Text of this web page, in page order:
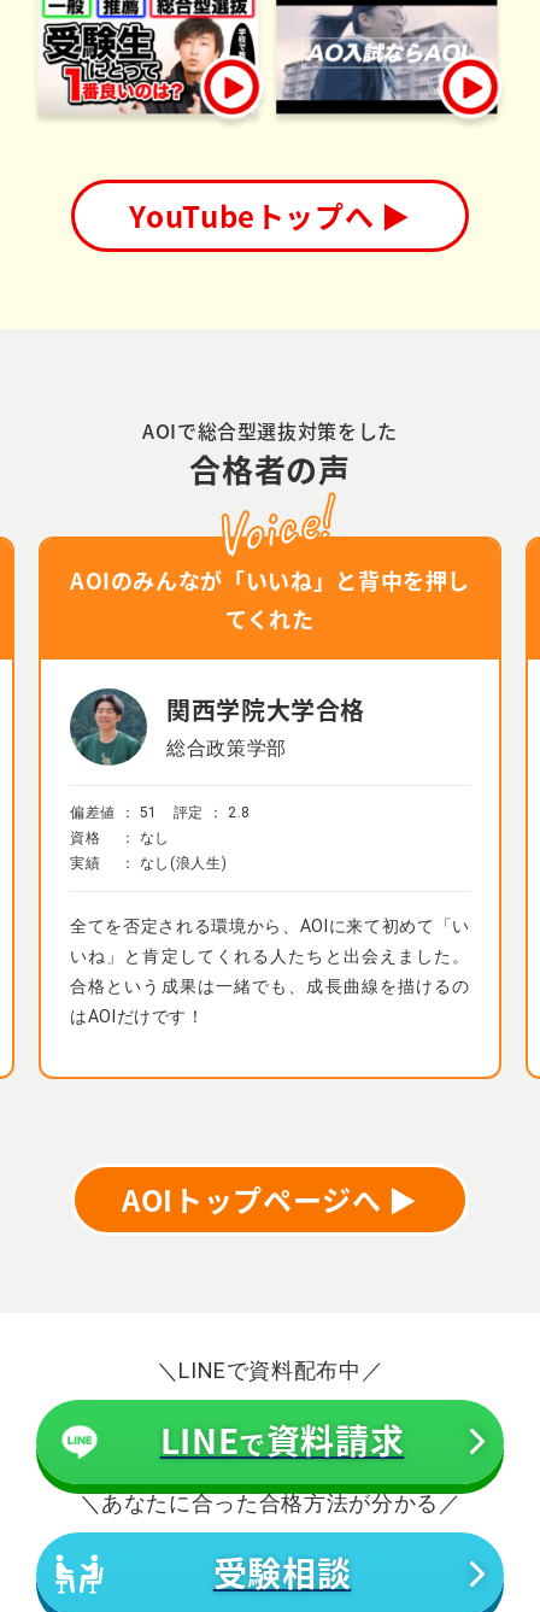
YouTubeトップへ ▶
AOIで総合型選抜対策をした
合格者の声
Voice!
AOIのみんなが「いいね」と背中を押し
てくれた
関西学院大学合格
総合政策学部
偏差値 ： 51 評定 ： 2.8
資格 ： なし
実績 ： なし(浪人生)
全てを否定される環境から、AOIに来て初めて「い
いね」と肯定してくれる人たちと出会えました。
合格という成果は一緒でも、成長曲線を描けるの
はAOIだけです！
AOIトップページへ ▶
＼LINEで資料配布中／
LINEで資料請求
＼あなたに合った合格方法が分かる／
受験相談